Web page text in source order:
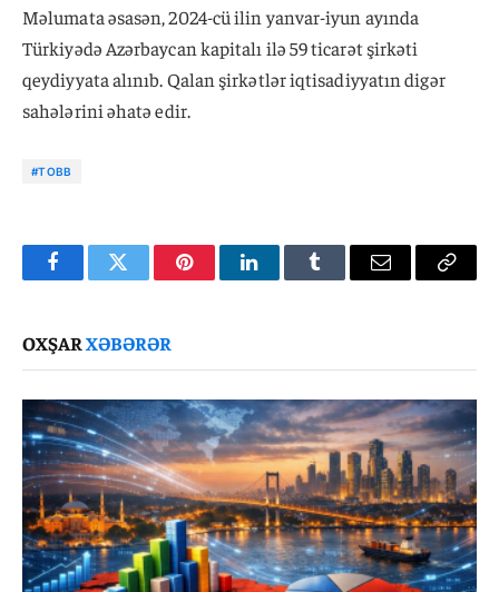
Məlumata əsasən, 2024-cü ilin yanvar-iyun ayında
Türkiyədə Azərbaycan kapitalı ilə 59 ticarət şirkəti
qeydiyyata alınıb. Qalan şirkətlər iqtisadiyyatın digər
sahələrini əhatə edir.
#TOBB
FacebookTwitter PinterestLinkedInTumblr Email
Copy
OXŞARXƏBƏRƏR